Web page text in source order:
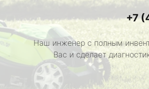
+7
Наш инженер с полным
Вас и сделает